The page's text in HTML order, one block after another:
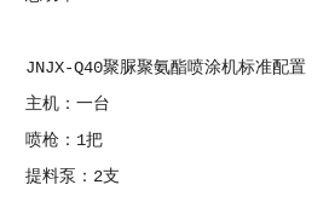
JNJX-Q40聚脲聚氨酯喷涂机标准配置
主机：一台
喷枪：1把
提料泵：2支